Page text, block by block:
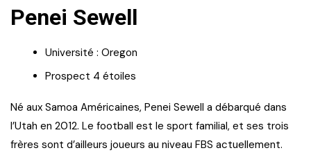
Penei Sewell
Université : Oregon
Prospect 4 étoiles
Né aux Samoa Américaines, Penei Sewell a débarqué dans
l’Utah en 2012. Le football est le sport familial, et ses trois
frères sont d’ailleurs joueurs au niveau FBS actuellement.